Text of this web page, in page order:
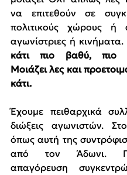
να επιτεθούν σε
πολιτικούς χώρους ή
αγωνίστριες ή κινήματα.
κάτι πιο βαθύ, πιο
Μοιάζει λες και
κάτι.
Έχουμε πειθαρχικά
διώξεις αγωνιστών.
όπως αυτή της
από τον Άδωνι.
απαγόρευση